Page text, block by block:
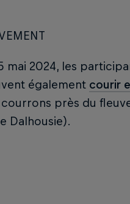
mai 2024, les
également courir
courrons près du
Dalhousie).